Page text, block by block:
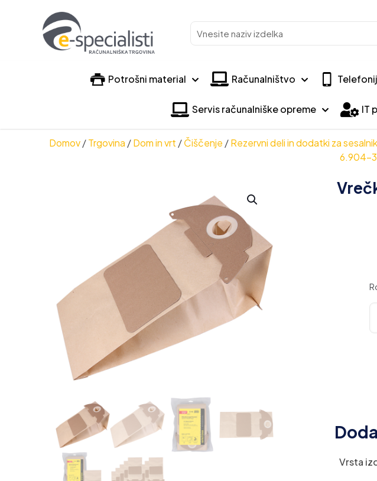
Vnesite
naziv
Potrošni material Računalništvo
Servis računalniške opreme IT
Domov / Trgovina / Dom in vrt / Čiščenje / Rezervni deli in dodatki za
6.904-
/
Vrsta